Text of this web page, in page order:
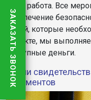
наша работа. Все
обеспечение
линий, которые
объекте, мы
доступные деньги.
Копии
документов
ЗАКАЗАТЬ ЗВОНОК